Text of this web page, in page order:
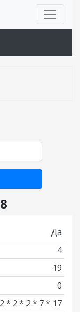
Да
4
19
0
* 2 * 2 * 7 * 17